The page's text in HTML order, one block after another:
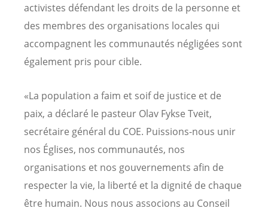
activistes défendant les droits de la personne et
des membres des organisations locales qui
accompagnent les communautés négligées sont
également pris pour cible.
«La population a faim et soif de justice et de
paix, a déclaré le pasteur Olav Fykse Tveit,
secrétaire général du COE. Puissions-nous unir
nos Églises, nos communautés, nos
organisations et nos gouvernements afin de
respecter la vie, la liberté et la dignité de chaque
être humain. Nous nous associons au Conseil